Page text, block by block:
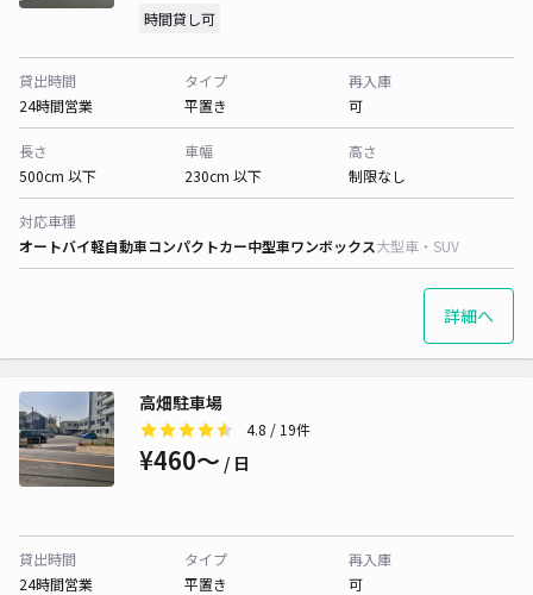
時間貸し可
貸出時間
24時間営業
タイプ
平置き
再入庫
可
長さ
500cm 以下
車幅
230cm 以下
高さ
制限なし
対応車種
オートバイ軽自動車コンパクトカー中型車ワンボックス大型車・SUV
詳細へ
高畑駐車場
4.8 / 19件
¥460〜 / 日
貸出時間
24時間営業
タイプ
平置き
再入庫
可